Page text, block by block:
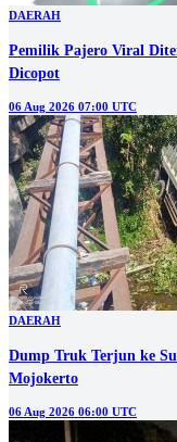
DAERAH
Pemilik Pajero Viral
Dicopot
06 Aug 2026 07:00 UTC
DAERAH
Dump Truk Terjun ke
Mojokerto
06 Aug 2026 06:00 UTC